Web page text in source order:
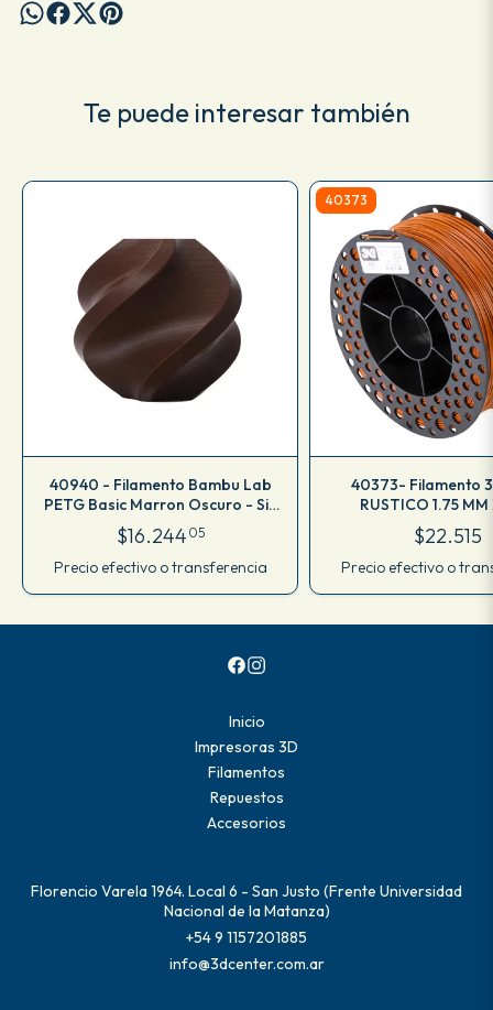
Te puede interesar también
40940 - Filamento Bambu Lab
PETG Basic Marron Oscuro - Sin
Carrete 1kg
$16.244 05
Precio efectivo o transferencia
40373
40373- Filamento
RUSTICO 1.75 MM
$22.515
Precio efectivo o
Inicio
Impresoras 3D
Filamentos
Repuestos
Accesorios
Florencio Varela 1964. Local 6 - San Justo (Frente Universidad
Nacional de la Matanza)
+54 9 1157201885
info@3dcenter.com.ar